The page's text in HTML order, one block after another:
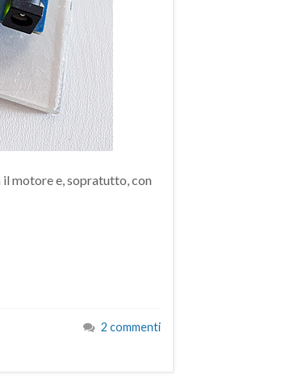
motore e, sopratutto, con
2 commenti